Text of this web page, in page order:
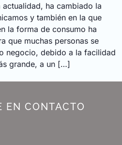
ha cambiado la
y también en la que
la forma de consumo ha
que muchas personas se
negocio, debido a la facilidad
grande, a un […]
EN CONTACTO